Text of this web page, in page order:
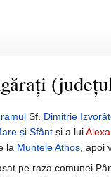
Sf. Dimitrie
și Sfânt și a lui
la Muntele Athos, apoi
pe raza comunei